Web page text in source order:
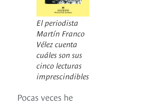
El periodista
Martín Franco
Vélez cuenta
cuáles son sus
cinco lecturas
imprescindibles
Pocas veces he